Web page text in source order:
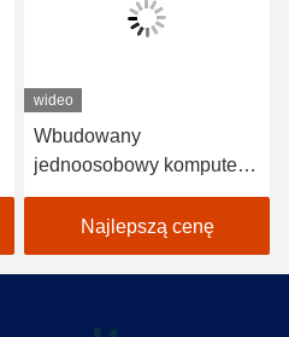
wideo
Wbudowany
jednoosobowy komputer
PC Industrial SBC
LKD3399 Android
RK3399
Najlepszą cenę